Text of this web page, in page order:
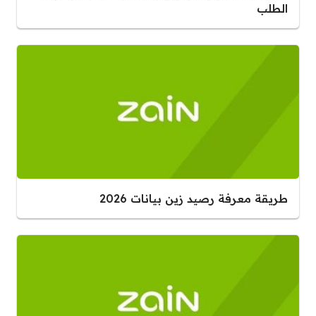
الطلب
طريقة معرفة رصيد زين بيانات 2026